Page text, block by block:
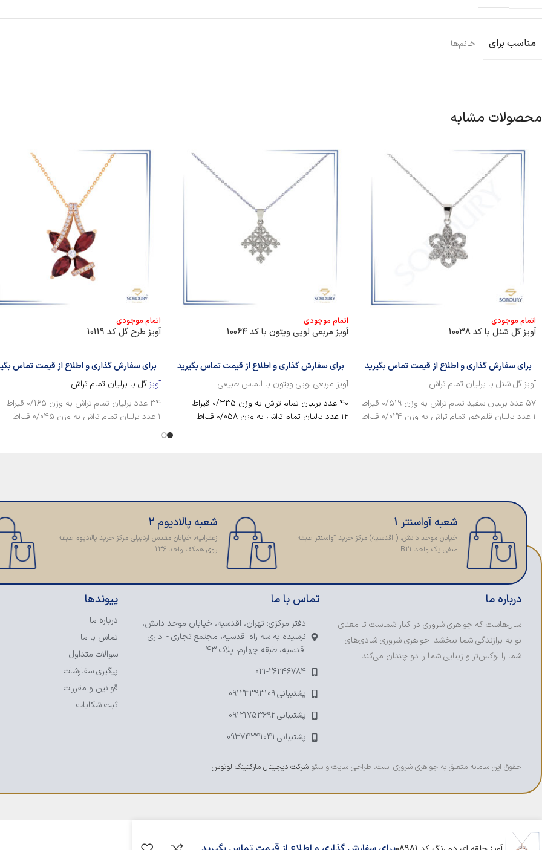
مناسب برای خانم‌ها
محصولات مشابه
اتمام موجودی
آویز گل شنل با کد 10038
برای سفارش گذاری و اطلاع از قیمت تماس بگیرید
آویز گل شنل با برلیان تمام تراش
۵۷ عدد برلیان سفید تمام تراش به وزن ۰/۵19 قیراط
۱ عدد برلیان قلم‌خور تمام تراش به وزن 0/024 قیراط
اتمام موجودی
آویز مربعی لویی ویتون با کد 10064
برای سفارش گذاری و اطلاع از قیمت تماس بگیرید
آویز مربعی لویی ویتون با الماس طبیعی
۴۰ عدد برلیان تمام تراش به وزن ۰/۳35 قیراط
۱۲ عدد برلیان تمام تراش به وزن ۰/058 قیراط
اتمام موجودی
آویز طرح گل کد 10119
برای سفارش گذاری و اطلاع از قیمت تماس
آویز گل با برلیان تمام تراش
۳۴ عدد برلیان تمام تراش به وزن ۰/165 قیراط
۱ عدد برلیان تمام تراش به وزن 0/045 قیراط
شعبه آواسنتر 1
خیابان موحد دانش، ( اقدسیه) مرکز خرید آواسنتر طبقه
منفی یک واحد B21
شعبه پالادیوم 2
زعفرانیه، خیابان مقدس اردبیلی مرکز خرید پالادیوم طبقه
روی همکف واحد 136
درباره ما
سال‌هاست که جواهری سُروری در کنار شماست تا معنای
نو به برازندگی شما ببخشد. جواهری سُروری شادی‌های
شما را لوکس‌تر و زیبایی شما را دو چندان می‌کند.
تماس با ما
دفتر مرکزی: تهران، اقدسیه، خیابان موحد دانش،
نرسیده به سه راه اقدسیه، مجتمع تجاری - اداری
اقدسیه، طبقه چهارم، پلاک ۴۳
021-26246784
پشتیبانی:09123393109
پشتیبانی:09121753692
پشتیبانی:09374241041
پیوندها
درباره ما
تماس با ما
سوالات متداول
پیگیری سفارشات
قوانین و مقررات
ثبت شکایات
حقوق این سامانه متعلق به جواهری سُروری است. طراحی سایت و سئو شرکت دیجیتال مارکتینگ لوتوس